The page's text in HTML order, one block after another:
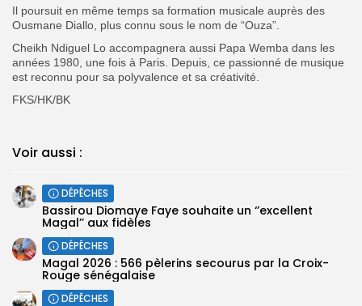
Il poursuit en même temps sa formation musicale auprès des
Ousmane Diallo, plus connu sous le nom de “Ouza”.
Cheikh Ndiguel Lo accompagnera aussi Papa Wemba dans les
années 1980, une fois à Paris. Depuis, ce passionné de musique
est reconnu pour sa polyvalence et sa créativité.
FKS/HK/BK
Voir aussi :
DÉPÊCHES
Bassirou Diomaye Faye souhaite un ‘’excellent
Magal’’ aux fidèles
DÉPÊCHES
Magal 2026 : 566 pèlerins secourus par la Croix-
Rouge sénégalaise
DÉPÊCHES